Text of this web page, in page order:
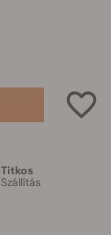
Titkos
Szállítás